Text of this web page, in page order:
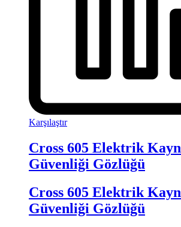
Karşılaştır
Cross 605 Elektrik
Güvenliği Gözlüğü
Cross 605 Elektrik
Güvenliği Gözlüğü